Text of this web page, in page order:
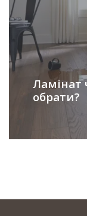
Ламінат
обрати?